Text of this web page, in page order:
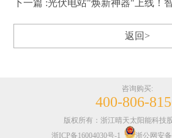
返回>
咨询购买:
400-806-
版权所有：浙江晴天太阳能科技
浙ICP备16004030号-1
浙公网安备